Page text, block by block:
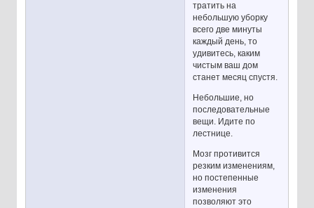
тратить на
небольшую уборку
всего две минуты
каждый день, то
удивитесь, каким
чистым ваш дом
станет месяц спустя.
Небольшие, но
последовательные
вещи. Идите по
лестнице.
Мозг противится
резким изменениям,
но постепенные
изменения
позволяют это